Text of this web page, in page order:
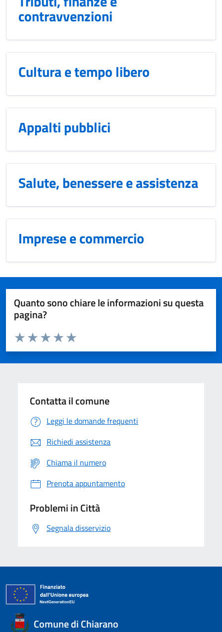
contravvenzioni
Cultura e tempo libero
Appalti pubblici
Salute, benessere e assistenza
Imprese e commercio
Quanto sono chiare le informazioni su questa
pagina?
Domanda
Valuta da 1 a 5 stelle la pagina
Valuta 5 stelle su 5
Valuta 4 stelle su 5
Valuta 3 stelle su 5
Valuta 2 stelle su 5
Valuta 1 stelle su 5
Contatta il comune
Leggi le domande frequenti
Richiedi assistenza
Chiama il numero
Prenota appuntamento
Problemi in Città
Segnala disservizio
Comune di Chiarano